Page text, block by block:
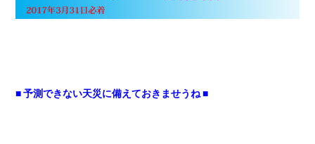
■ 予測できない天災に備えておきませうね ■